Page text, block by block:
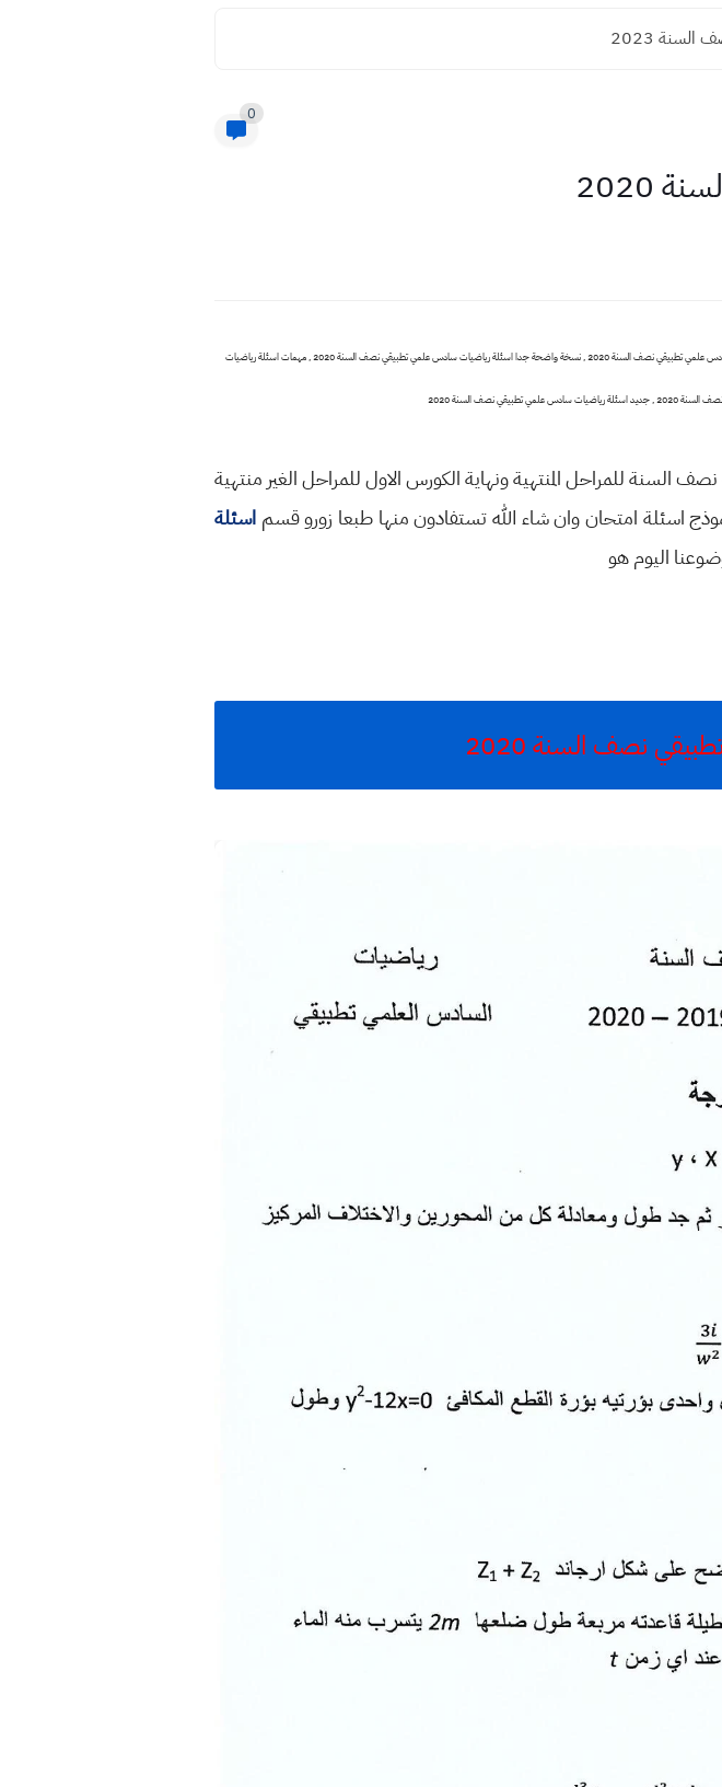
2023
0
اسئلة رياضيات سادس اعدادي 2020 نصف السنة , تحميل اسئلة رياضيات سادس علمي تطبيقي نصف السنة 2020 , تنزيل حفظ اسئلة رياضيات سادس علمي تطبيقي نصف السنة 2020 , نسخة واضحة جدا اسئلة رياضيات سادس علمي تطبيقي نصف السنة 2020 , مهمات اسئلة رياضيات
السنة للمراحل المنتهية ونهاية الكورس الاول للمراحل الغير منتهية
اسئلة امتحان وان شاء الله تستفادون منها طبعا زورو قسم اسئلة
اليوم هو
نصف السنة 2020